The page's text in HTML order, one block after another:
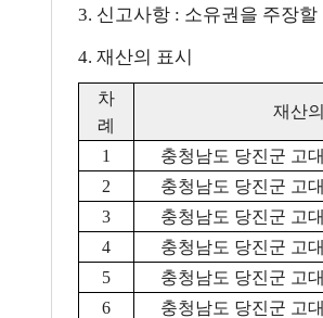
3. 신고사항 : 소유권을 주장
4. 재산의 표시
차
례
재산
1
충청남도 당진군 고
2
충청남도 당진군 고
3
충청남도 당진군 고
4
충청남도 당진군 고
5
충청남도 당진군 고
6
충청남도 당진군 고